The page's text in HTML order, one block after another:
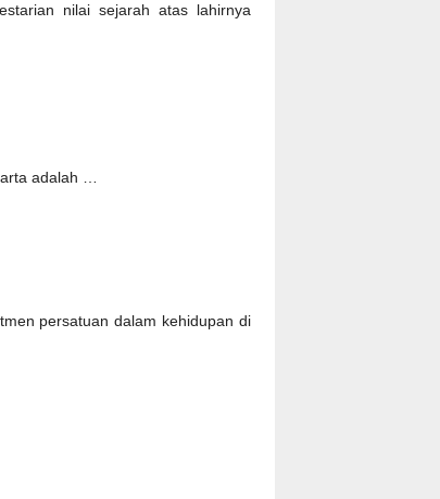
nilai sejarah atas lahirnya
adalah …
persatuan dalam kehidupan di